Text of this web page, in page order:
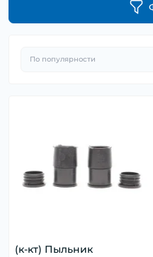
(к-кт) Пыльник